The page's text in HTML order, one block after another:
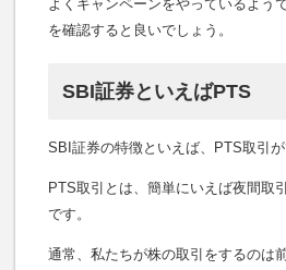
よくキャンペーンをやっているよう
を確認すると良いでしょう。
SBI証券といえばPTS
SBI証券の特徴といえば、PTS取引が
PTS取引とは、簡単にいえば夜間取
です。
通常、私たちが株の取引をするのは